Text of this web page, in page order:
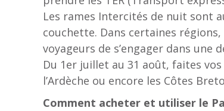
Les rames Intercités de nuit sont
couchette. Dans certaines
voyageurs de s’engager dans
Du 1er juillet au 31 août, faites
l’Ardèche ou encore les Côtes
Comment acheter et utiliser le